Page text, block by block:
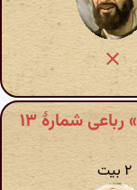
شمارهٔ ۱۳
۲ بیت